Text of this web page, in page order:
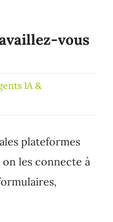
vous
IA &
plateformes
on les connecte à